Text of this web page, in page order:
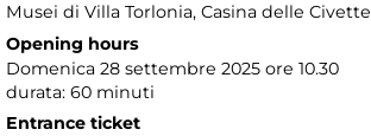
Musei di Villa Torlonia, Casina delle Civette
Opening hours
Domenica 28 settembre 2025 ore 10.30
durata: 60 minuti
Entrance ticket